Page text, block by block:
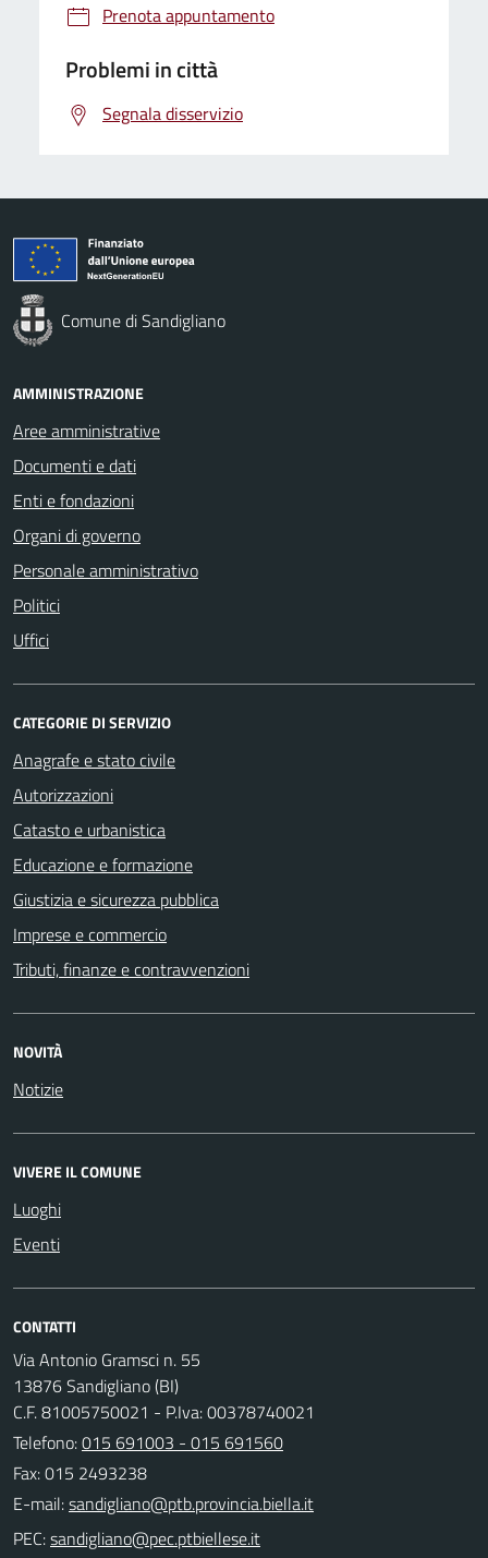
Prenota appuntamento
Problemi in città
Segnala disservizio
Comune di Sandigliano
AMMINISTRAZIONE
Aree amministrative
Documenti e dati
Enti e fondazioni
Organi di governo
Personale amministrativo
Politici
Uffici
CATEGORIE DI SERVIZIO
Anagrafe e stato civile
Autorizzazioni
Catasto e urbanistica
Educazione e formazione
Giustizia e sicurezza pubblica
Imprese e commercio
Tributi, finanze e contravvenzioni
NOVITÀ
Notizie
VIVERE IL COMUNE
Luoghi
Eventi
CONTATTI
Via Antonio Gramsci n. 55
13876 Sandigliano (BI)
C.F. 81005750021 - P.Iva: 00378740021
Telefono:015 691003 - 015 691560
Fax: 015 2493238
E-mail:
PEC: